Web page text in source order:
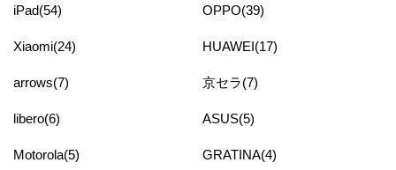
iPad(54) OPPO(39)
Xiaomi(24) HUAWEI(17)
arrows(7) 京セラ(7)
libero(6) ASUS(5)
Motorola(5) GRATINA(4)